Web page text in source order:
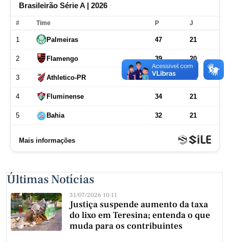
Últimas Notícias
31/07/2026 10:11
Justiça suspende aumento da taxa
do lixo em Teresina; entenda o que
muda para os contribuintes